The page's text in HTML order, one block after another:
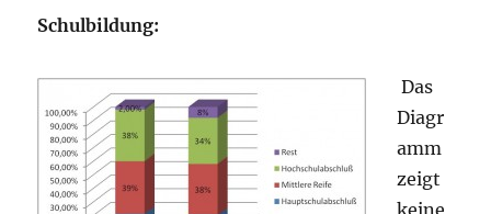
Schulbildung:
Das
Diagr
amm
zeigt